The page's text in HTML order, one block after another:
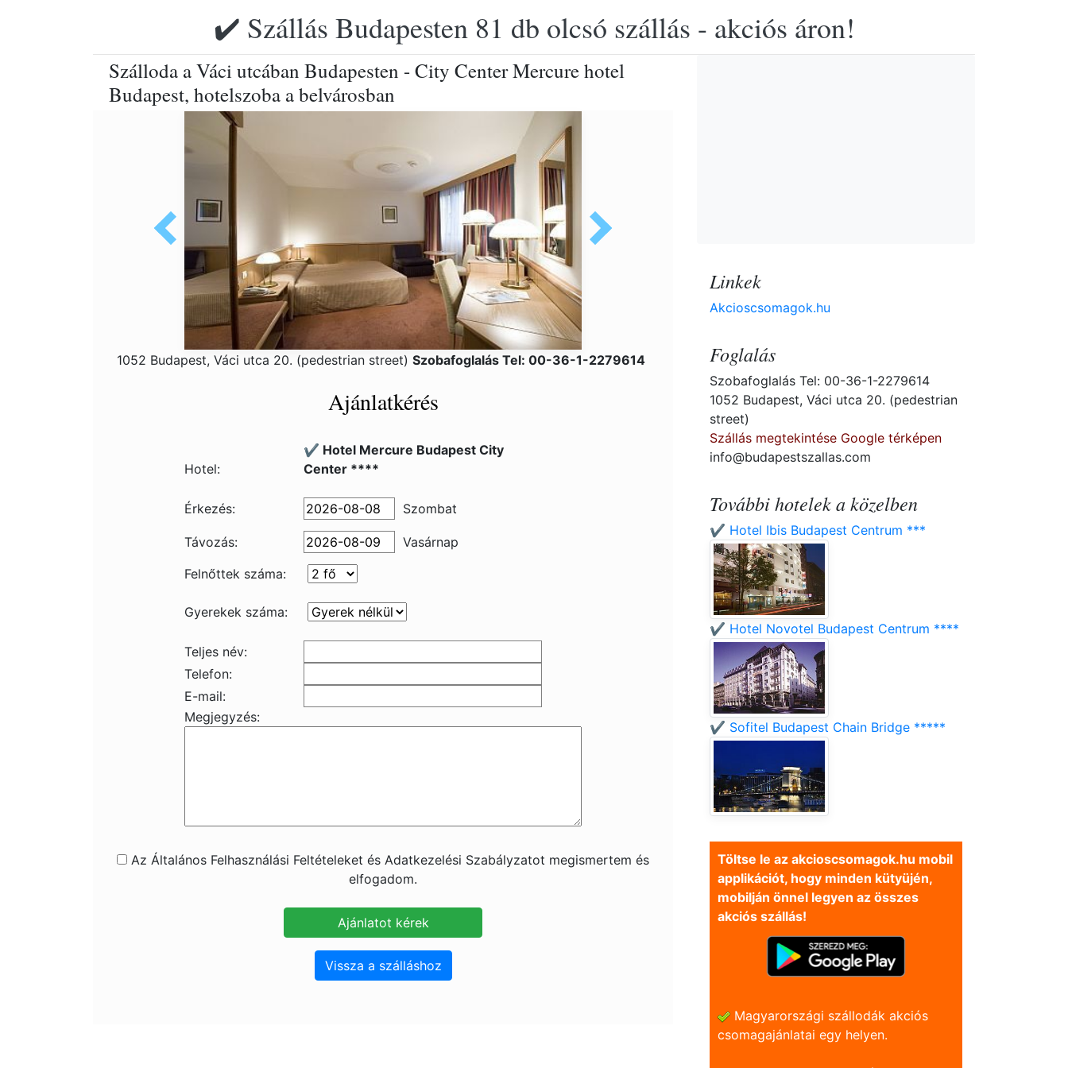
✔️ Szállás Budapesten 81 db olcsó szállás - akciós áron!
Szálloda a Váci utcában Budapesten - City Center Mercure hotel
Budapest, hotelszoba a belvárosban
1052 Budapest, Váci utca 20. (pedestrian street) Szobafoglalás Tel: 00-36-1-2279614
Ajánlatkérés
Hotel:
✔️ Hotel Mercure Budapest City
Center ****
Érkezés: Szombat
Távozás:
Vasárnap
Felnőttek száma:
Gyerekek száma:
Teljes név:
Telefon:
E-mail:
Megjegyzés:
Az Általános Felhasználási Feltételeket és Adatkezelési Szabályzatot megismertem és
elfogadom.
Vissza a szálláshoz
Linkek
Akcioscsomagok.hu
Foglalás
Szobafoglalás Tel: 00-36-1-2279614
1052 Budapest, Váci utca 20. (pedestrian
street)
Szállás megtekintése Google térképen
info@budapestszallas.com
További hotelek a közelben
✔️ Hotel Ibis Budapest Centrum ***
✔️ Hotel Novotel Budapest Centrum ****
✔️ Sofitel Budapest Chain Bridge *****
Töltse le az akcioscsomagok.hu mobil
applikációt, hogy minden kütyüjén,
mobilján önnel legyen az összes
akciós szállás!
Magyarországi szállodák akciós
csomagajánlatai egy helyen.